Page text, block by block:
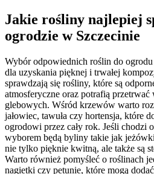
Jakie rośliny najlepiej
ogrodzie w Szczecinie
Wybór odpowiednich roślin do
dla uzyskania pięknej i trwałej
sprawdzają się rośliny, które są
atmosferyczne oraz potrafią
glebowych. Wśród krzewów warto
jałowiec, tawuła czy hortensja, które
ogrodowi przez cały rok. Jeśli chodzi
wyborem będą byliny takie jak
nie tylko pięknie kwitną, ale także są
Warto również pomyśleć o roślinach
nagietki czy petunie, które mogą